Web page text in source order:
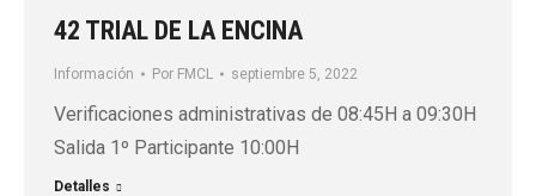
42 TRIAL DE LA ENCINA
Información Por FMCL septiembre 5, 2022
Verificaciones administrativas de 08:45H a 09:30H
Salida 1º Participante 10:00H
Detalles